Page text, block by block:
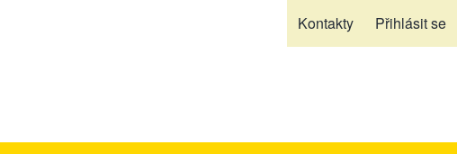
Kontakty Přihlásit se